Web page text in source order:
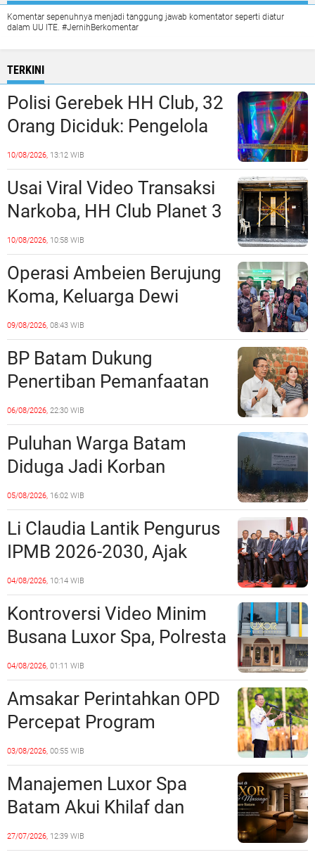
Komentar sepenuhnya menjadi tanggung jawab komentator seperti diatur
dalam UU ITE. #JernihBerkomentar
TERKINI
Polisi Gerebek HH Club, 32
Orang Diciduk: Pengelola
dan Manajeman Terlibat
Peredaran Narkoba?
10/08/2026, 13:12 WIB
Usai Viral Video Transaksi
Narkoba, HH Club Planet 3
Dikabarkan Digerebek
Dittipidnarkoba Bareskrim
Polri?
10/08/2026, 10:58 WIB
Operasi Ambeien Berujung
Koma, Keluarga Dewi
Sartika Polisikan RS Awal
Bros Botania
09/08/2026, 08:43 WIB
BP Batam Dukung
Penertiban Pemanfaatan
Ruang Laut Sesuai
Ketentuan Peraturan
Perundang-undangan
06/08/2026, 22:30 WIB
Puluhan Warga Batam
Diduga Jadi Korban
Penipuan Kavling Hingga
Miliaran Rupiah, Laporan ke
Polda Kepri Jalan di
Tempat?
05/08/2026, 16:02 WIB
Li Claudia Lantik Pengurus
IPMB 2026-2030, Ajak
Perkuat Kerukunan dan
Sinergi dengan Pemko
Batam
04/08/2026, 10:14 WIB
Kontroversi Video Minim
Busana Luxor Spa, Polresta
Barelang Usut Tuntas
Unsur Pelanggaran Hukum
04/08/2026, 01:11 WIB
Amsakar Perintahkan OPD
Percepat Program
Prioritas, Targetkan
Realisasi Pembangunan
Lampaui 50 Persen
03/08/2026, 00:55 WIB
Manajemen Luxor Spa
Batam Akui Khilaf dan
Minta Maaf, Konten
27/07/2026, 12:39 WIB